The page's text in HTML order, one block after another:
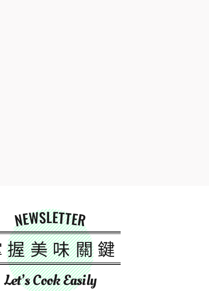
NEWSLETTER
握美味關鍵
Let’s Cook Easily